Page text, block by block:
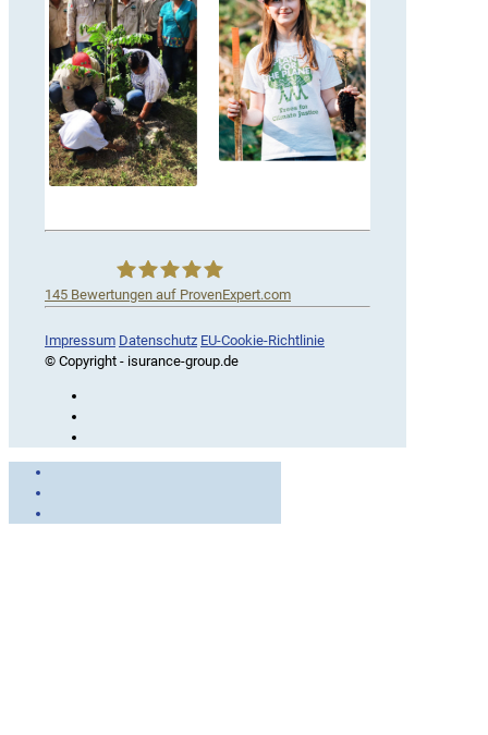
iSurance
145 Bewertungen auf ProvenExpert.com
Impressum Datenschutz EU-Cookie-Richtlinie
© Copyright - isurance-group.de